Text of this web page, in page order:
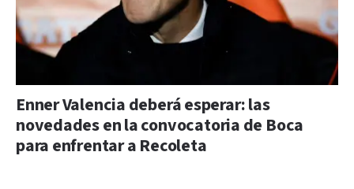
Enner Valencia deberá esperar: las
novedades en la convocatoria de Boca
para enfrentar a Recoleta